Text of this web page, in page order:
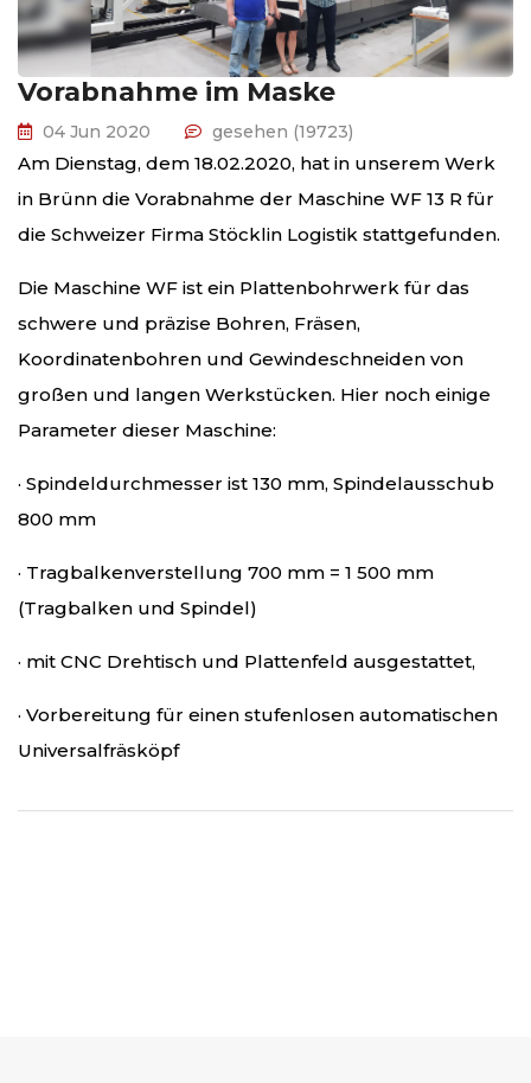
Vorabnahme im Maske
04 Jun 2020 gesehen (19723)
Am Dienstag, dem 18.02.2020, hat in unserem Werk
in Brünn die Vorabnahme der Maschine WF 13 R für
die Schweizer Firma Stöcklin Logistik stattgefunden.
Die Maschine WF ist ein Plattenbohrwerk für das
schwere und präzise Bohren, Fräsen,
Koordinatenbohren und Gewindeschneiden von
großen und langen Werkstücken. Hier noch einige
Parameter dieser Maschine:
· Spindeldurchmesser ist 130 mm, Spindelausschub
800 mm
· Tragbalkenverstellung 700 mm = 1 500 mm
(Tragbalken und Spindel)
· mit CNC Drehtisch und Plattenfeld ausgestattet,
· Vorbereitung für einen stufenlosen automatischen
Universalfräsköpf